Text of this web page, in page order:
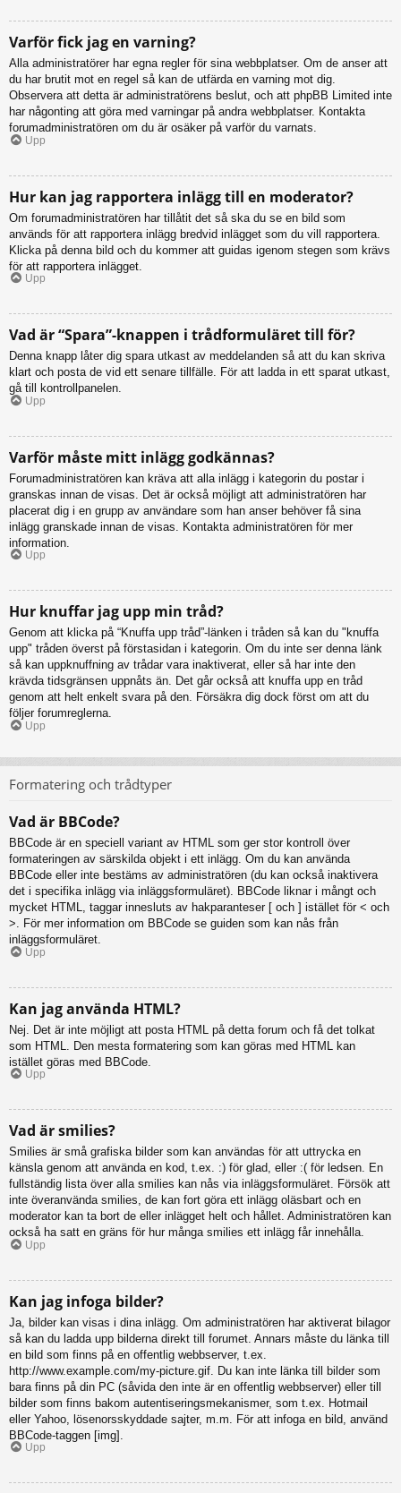
Varför fick jag en varning?
Alla administratörer har egna regler för sina webbplatser. Om de anser att
du har brutit mot en regel så kan de utfärda en varning mot dig.
Observera att detta är administratörens beslut, och att phpBB Limited inte
har någonting att göra med varningar på andra webbplatser. Kontakta
forumadministratören om du är osäker på varför du varnats.
Upp
Hur kan jag rapportera inlägg till en moderator?
Om forumadministratören har tillåtit det så ska du se en bild som
används för att rapportera inlägg bredvid inlägget som du vill rapportera.
Klicka på denna bild och du kommer att guidas igenom stegen som krävs
för att rapportera inlägget.
Upp
Vad är “Spara”-knappen i trådformuläret till för?
Denna knapp låter dig spara utkast av meddelanden så att du kan skriva
klart och posta de vid ett senare tillfälle. För att ladda in ett sparat utkast,
gå till kontrollpanelen.
Upp
Varför måste mitt inlägg godkännas?
Forumadministratören kan kräva att alla inlägg i kategorin du postar i
granskas innan de visas. Det är också möjligt att administratören har
placerat dig i en grupp av användare som han anser behöver få sina
inlägg granskade innan de visas. Kontakta administratören för mer
information.
Upp
Hur knuffar jag upp min tråd?
Genom att klicka på “Knuffa upp tråd”-länken i tråden så kan du "knuffa
upp" tråden överst på förstasidan i kategorin. Om du inte ser denna länk
så kan uppknuffning av trådar vara inaktiverat, eller så har inte den
krävda tidsgränsen uppnåts än. Det går också att knuffa upp en tråd
genom att helt enkelt svara på den. Försäkra dig dock först om att du
följer forumreglerna.
Upp
Formatering och trådtyper
Vad är BBCode?
BBCode är en speciell variant av HTML som ger stor kontroll över
formateringen av särskilda objekt i ett inlägg. Om du kan använda
BBCode eller inte bestäms av administratören (du kan också inaktivera
det i specifika inlägg via inläggsformuläret). BBCode liknar i mångt och
mycket HTML, taggar innesluts av hakparanteser [ och ] istället för < och
>. För mer information om BBCode se guiden som kan nås från
inläggsformuläret.
Upp
Kan jag använda HTML?
Nej. Det är inte möjligt att posta HTML på detta forum och få det tolkat
som HTML. Den mesta formatering som kan göras med HTML kan
istället göras med BBCode.
Upp
Vad är smilies?
Smilies är små grafiska bilder som kan användas för att uttrycka en
känsla genom att använda en kod, t.ex. :) för glad, eller :( för ledsen. En
fullständig lista över alla smilies kan nås via inläggsformuläret. Försök att
inte överanvända smilies, de kan fort göra ett inlägg oläsbart och en
moderator kan ta bort de eller inlägget helt och hållet. Administratören kan
också ha satt en gräns för hur många smilies ett inlägg får innehålla.
Upp
Kan jag infoga bilder?
Ja, bilder kan visas i dina inlägg. Om administratören har aktiverat bilagor
så kan du ladda upp bilderna direkt till forumet. Annars måste du länka till
en bild som finns på en offentlig webbserver, t.ex.
http://www.example.com/my-picture.gif. Du kan inte länka till bilder som
bara finns på din PC (såvida den inte är en offentlig webbserver) eller till
bilder som finns bakom autentiseringsmekanismer, som t.ex. Hotmail
eller Yahoo, lösenorsskyddade sajter, m.m. För att infoga en bild, använd
BBCode-taggen [img].
Upp